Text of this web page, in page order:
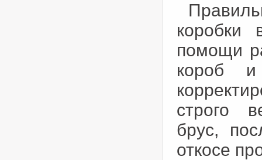
коробки
помощи
короб и
строго
брус,
откосе